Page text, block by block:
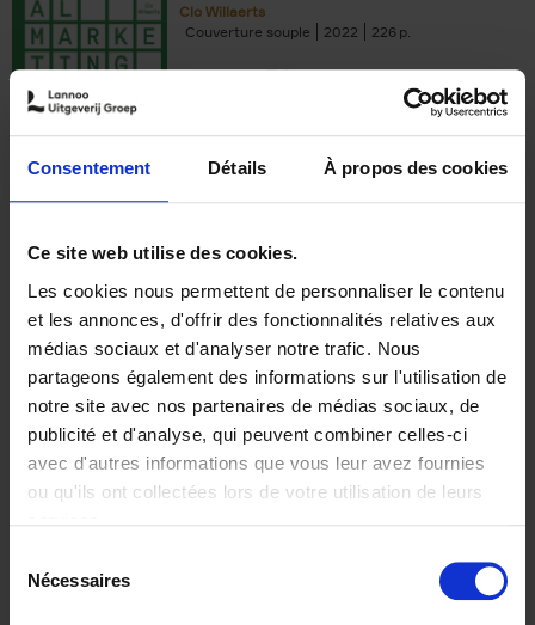
Consentement Détails À propos des cookies
Ce site web utilise des cookies.
Les cookies nous permettent de personnaliser le contenu
et les annonces, d'offrir des fonctionnalités relatives aux
médias sociaux et d'analyser notre trafic. Nous
partageons également des informations sur l'utilisation de
notre site avec nos partenaires de médias sociaux, de
publicité et d'analyse, qui peuvent combiner celles-ci
avec d'autres informations que vous leur avez fournies
ou qu'ils ont collectées lors de votre utilisation de leurs
Nécessaires
Clo Willaerts
Couverture souple
2022 226
€35,50
The Offer You Can't
Refuse
Steven Van Belleghem
Couverture souple
2020 256
€37,50